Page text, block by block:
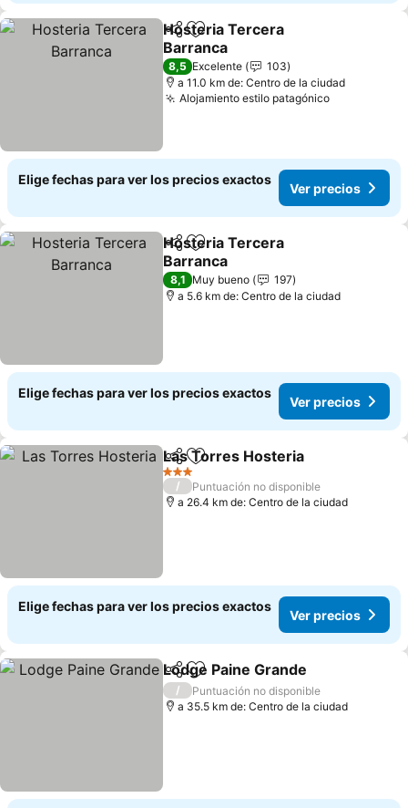
CompartirAgregar a favoritos
Hosteria Tercera
Barranca
8,5 Excelente
103
a 11.0 km de: Centro de la ciudad
Alojamiento estilo patagónico
Elige fechas para ver los precios exactos
Ver precios
CompartirAgregar a favoritos
Hosteria Tercera
Barranca
8,1 Muy bueno
197
a 5.6 km de: Centro de la ciudad
Elige fechas para ver los precios exactos
Ver precios
CompartirAgregar a favoritos
Las Torres Hosteria
3 Estrellas
/
Puntuación no disponible
a 26.4 km de: Centro de la ciudad
Elige fechas para ver los precios exactos
Ver precios
CompartirAgregar a favoritos
Lodge Paine Grande
/
Puntuación no disponible
a 35.5 km de: Centro de la ciudad